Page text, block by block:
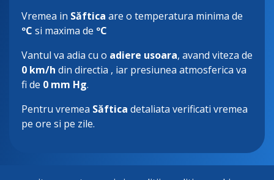
Vremea in Săftica are o temperatura minima de
ºC si maxima de ºC
Vantul va adia cu o adiere usoara, avand viteza de
0 km/h din directia , iar presiunea atmosferica va
fi de 0 mm Hg.
Pentru vremea Săftica detaliata verificati vremea
pe ore si pe zile.